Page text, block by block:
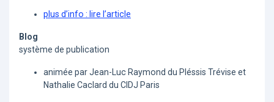
plus d’info : lire l’article
Blog
système de publication
animée par Jean-Luc Raymond du Pléssis Trévise et
Nathalie Caclard du CIDJ Paris